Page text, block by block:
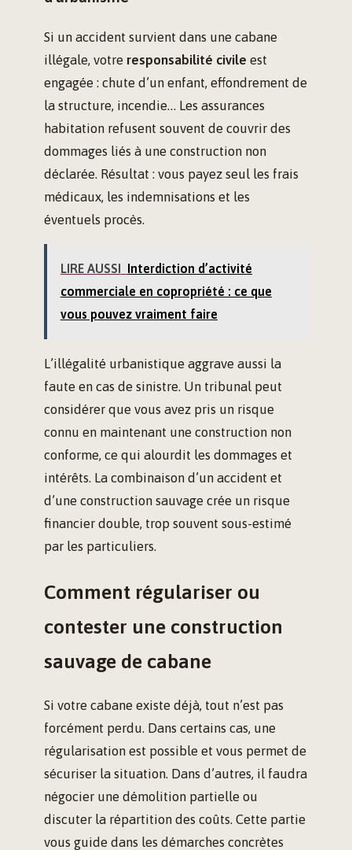
Si un accident survient dans une cabane
illégale, votre responsabilité civile est
engagée : chute d’un enfant, effondrement de
la structure, incendie… Les assurances
habitation refusent souvent de couvrir des
dommages liés à une construction non
déclarée. Résultat : vous payez seul les frais
médicaux, les indemnisations et les
éventuels procès.
LIRE AUSSI Interdiction d’activité
commerciale en copropriété : ce que
vous pouvez vraiment faire
L’illégalité urbanistique aggrave aussi la
faute en cas de sinistre. Un tribunal peut
considérer que vous avez pris un risque
connu en maintenant une construction non
conforme, ce qui alourdit les dommages et
intérêts. La combinaison d’un accident et
d’une construction sauvage crée un risque
financier double, trop souvent sous-estimé
par les particuliers.
Comment régulariser ou
contester une construction
sauvage de cabane
Si votre cabane existe déjà, tout n’est pas
forcément perdu. Dans certains cas, une
régularisation est possible et vous permet de
sécuriser la situation. Dans d’autres, il faudra
négocier une démolition partielle ou
discuter la répartition des coûts. Cette partie
vous guide dans les démarches concrètes